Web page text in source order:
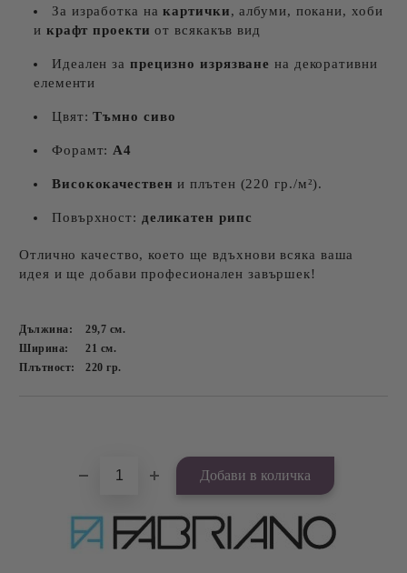
За изработка накартички, албуми, покани, хоби
и крафт проекти от всякакъв вид
Идеален за прецизно изрязванена декоративни
елементи
Цвят:Тъмно сиво
Форамт: А4
Висококачествен и плътен (220 гр./м²).
Повърхност: деликатен рипс
Отлично качество, което ще вдъхнови всяка ваша
идея и ще добави професионален завършек!
Дължина: 29,7 см.
Ширина:
21 см.
Плътност:
220гр.